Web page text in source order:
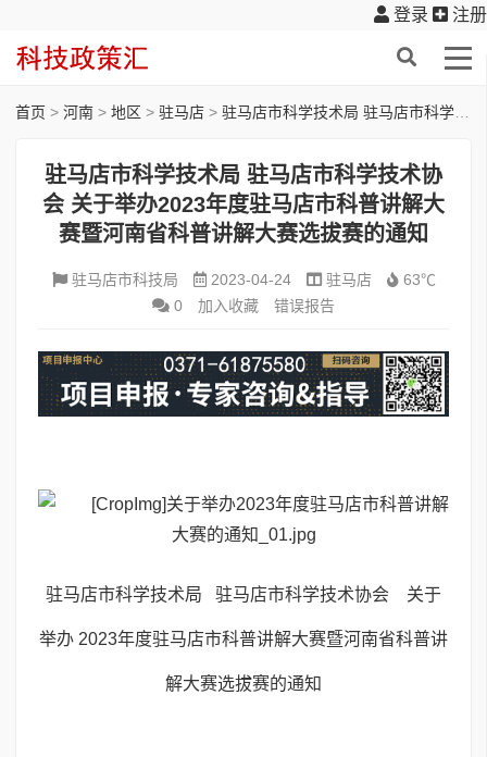
登录 注册
首页 > 河南 > 地区 > 驻马店 > 驻马店市科学技术局 驻马店市科学技术协会 关于举办2023年度驻马店市科普讲解大赛暨河南省科普讲解大赛选拔赛的通知
驻马店市科学技术局 驻马店市科学技术协
会 关于举办2023年度驻马店市科普讲解大
赛暨河南省科普讲解大赛选拔赛的通知
驻马店市科技局 2023-04-24 驻马店
63℃
0
加入收藏 错误报告
驻马店市科学技术局 驻马店市科学技术协会 关于
举办 2023年度驻马店市科普讲解大赛暨河南省科普讲
解大赛选拔赛的通知